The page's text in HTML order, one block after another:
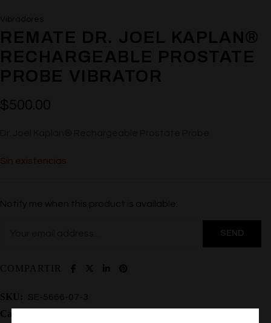
Vibradores
REMATE DR. JOEL KAPLAN®
RECHARGEABLE PROSTATE
PROBE VIBRATOR
$500.00
Sin existencias
Notify me when this product is available:
COMPARTIR
SKU: SE-5666-07-3
Categoría: